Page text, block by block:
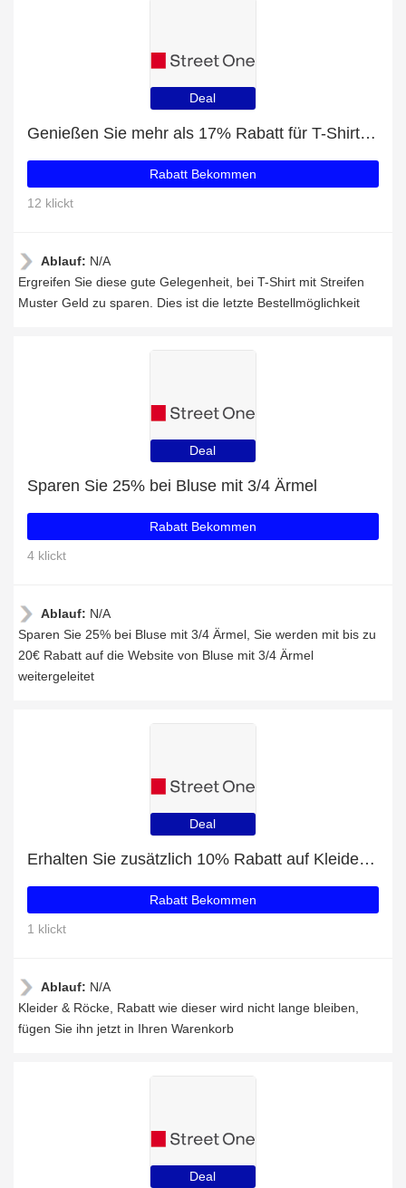
Deal
Genießen Sie mehr als 17% Rabatt für T-Shirt mit Streifen Muster
Rabatt Bekommen
12 klickt
Ablauf: N/A
Ergreifen Sie diese gute Gelegenheit, bei T-Shirt mit Streifen
Muster Geld zu sparen. Dies ist die letzte Bestellmöglichkeit
Deal
Sparen Sie 25% bei Bluse mit 3/4 Ärmel
Rabatt Bekommen
4 klickt
Ablauf: N/A
Sparen Sie 25% bei Bluse mit 3/4 Ärmel, Sie werden mit bis zu
20€ Rabatt auf die Website von Bluse mit 3/4 Ärmel
weitergeleitet
Deal
Erhalten Sie zusätzlich 10% Rabatt auf Kleider & Röcke
Rabatt Bekommen
1 klickt
Ablauf: N/A
Kleider & Röcke, Rabatt wie dieser wird nicht lange bleiben,
fügen Sie ihn jetzt in Ihren Warenkorb
Deal